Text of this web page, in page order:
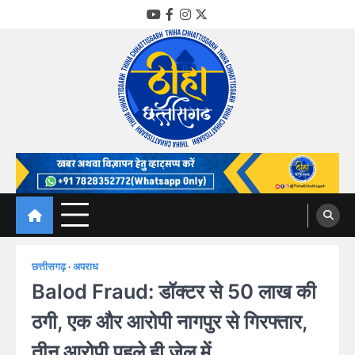
YouTube
Facebook
Instagram
Twitter
Thiha Chhattisgarh
गोठ जन-जन के
छत्तीसगढ़ अपराध
Balod Fraud: डॉक्टर से 50 लाख की
ठगी, एक और आरोपी नागपुर से गिरफ्तार,